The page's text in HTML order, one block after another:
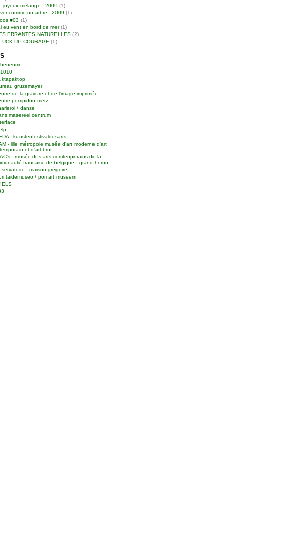
joyeux mélange - 2009 (1)
comme un arbre - 2009 (1)
#03 (1)
eu vent en bord de mer(1)
ERRANTES NATURELLES (2)
UP COURAGE (1)
gruzemayer
de la gravure et de l'image imprimée
pompidou-metz
/ danse
masereel centrum
- kunstenfestivaldesarts
- lille métropole musée d'art moderne d'art
et d'art brut
- musée des arts comtenporains de la
française de belgique - grand hornu
- maison grégoire
taidemuseo / pori art museem